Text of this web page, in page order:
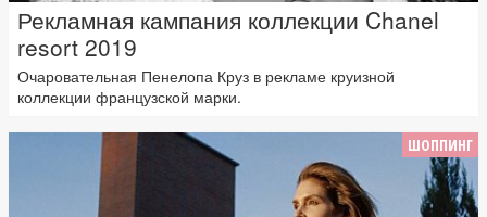
Рекламная кампания коллекции Chanel
resort 2019
Очаровательная Пенелопа Круз в рекламе круизной
коллекции французской марки.
ШОППИНГ